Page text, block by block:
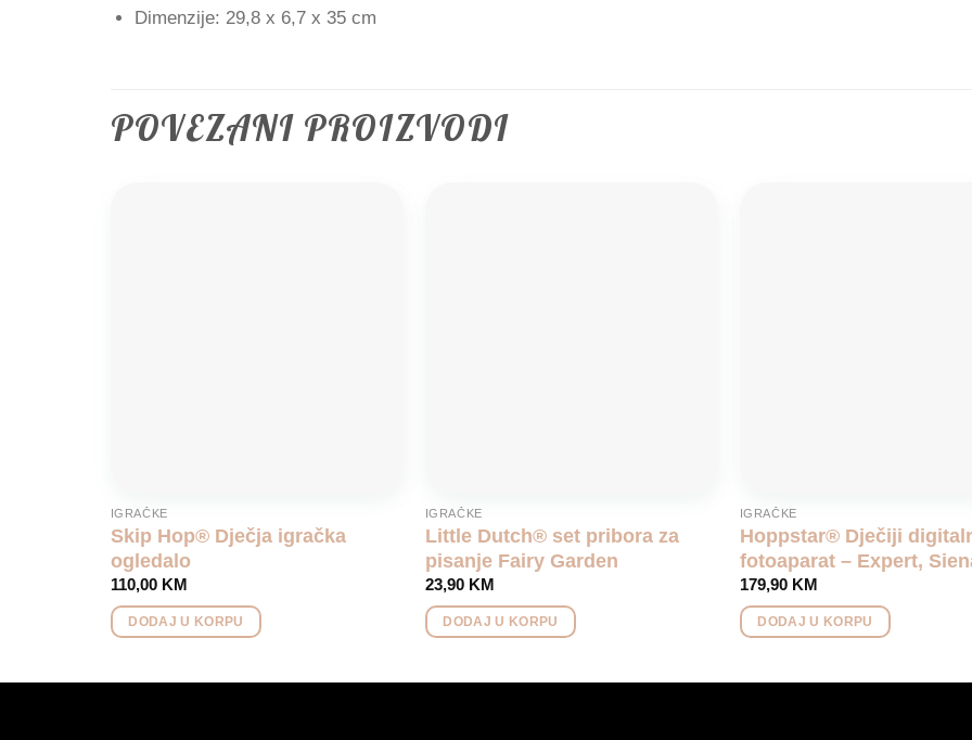
Dimenzije: 29,8 x 6,7 x 35 cm
POVEZANI PROIZVODI
IGRAČKE
Skip Hop® Dječja igračka
ogledalo
110,00 KM
DODAJ U KORPU
IGRAČKE
Little Dutch® set pribora za
pisanje Fairy Garden
23,90 KM
DODAJ U KORPU
IGRAČKE
Hoppstar® Dječiji
fotoaparat – Expert,
179,90 KM
DODAJ U KORPU